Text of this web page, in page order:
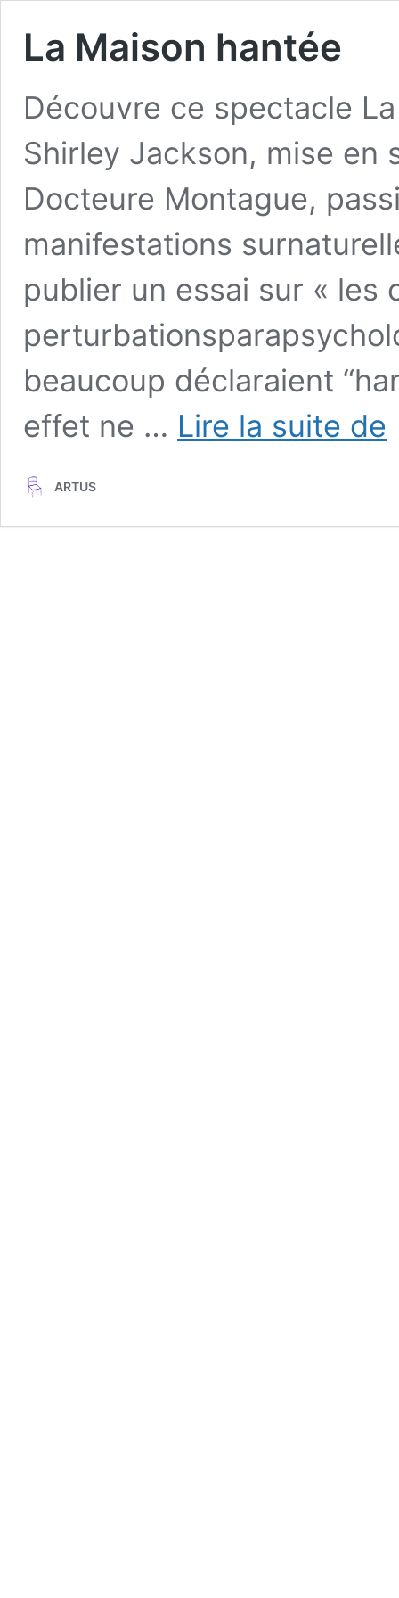
La Maison hantée
Découvre ce spectacle
Shirley Jackson, mise en
Docteure Montague,
manifestations
publier un essai sur « les
beaucoup déclaraient
effet ne … Lire la suite de
ARTUS